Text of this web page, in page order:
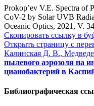
Prokop’ev V.E. Spectra of
CoV-2 by Solar UVB
Oceanic Optics, 2021, V.
Скопировать ссылку в
Открыть страницу с
Калинская Д. В.,
пылевого аэрозоля на
цианобактерий в
Библиографическая